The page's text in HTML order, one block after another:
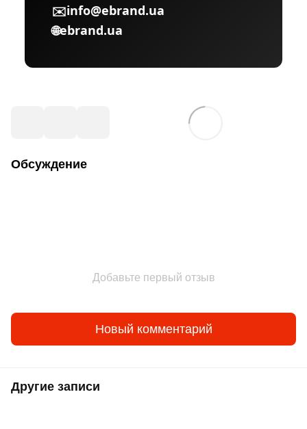
✉️info@ebrand.ua
🌐ebrand.ua
Обсуждение
Добавьте первый отзыв
Новый комментарий
Другие записи